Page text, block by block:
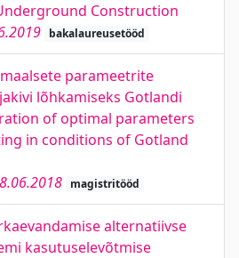
Construction
bakalaureusetööd
parameetrite
lõhkamiseks Gotlandi
of optimal parameters
in conditions of Gotland
magistritööd
alternatiivse
kasutuselevõtmise